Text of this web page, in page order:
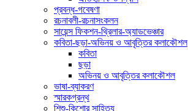
প্রবন্ধ-গবেষণা
রচনাবলী-রচনাসংকলন
সায়েন্স ফিকশন-থ্রিলার-অ্যাডভেঞ্চার
কবিতা-ছড়া-অভিনয় ও আবৃত্তির কলাকৌশল
কবিতা
ছড়া
অভিনয় ও আবৃত্তির কলাকৌশল
ভাষা-ব্যাকরণ
স্মারকগ্রন্থ
শিশু-কিশোর সাহিত্য